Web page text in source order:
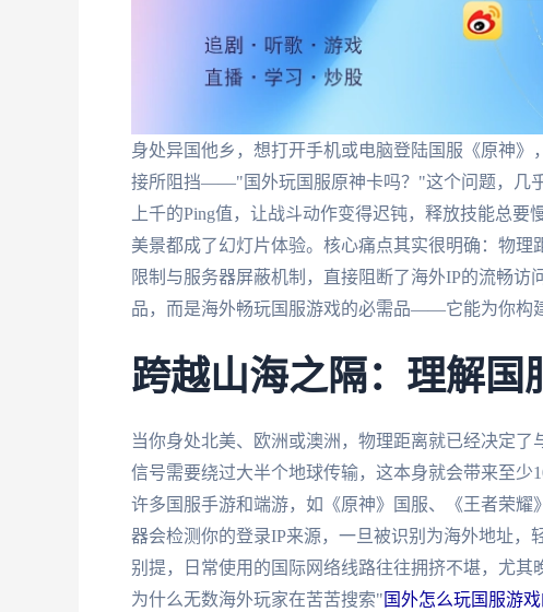
身处异国他乡，想打开手机或电脑登陆国服《原神
接所阻挡——"国外玩国服原神卡吗？"这个问题，几
上千的Ping值，让战斗动作变得迟钝，释放技能总
美景都成了幻灯片体验。核心痛点其实很明确：物
限制与服务器屏蔽机制，直接阻断了海外IP的流畅
品，而是海外畅玩国服游戏的必需品——它能为你构
跨越山海之隔：理解国
当你身处北美、欧洲或澳洲，物理距离就已经决定了
信号需要绕过大半个地球传输，这本身就会带来至少
许多国服手游和端游，如《原神》国服、《王者荣
器会检测你的登录IP来源，一旦被识别为海外地址
别提，日常使用的国际网络线路往往拥挤不堪，尤
为什么无数海外玩家在苦苦搜索" 国外怎么玩国服游